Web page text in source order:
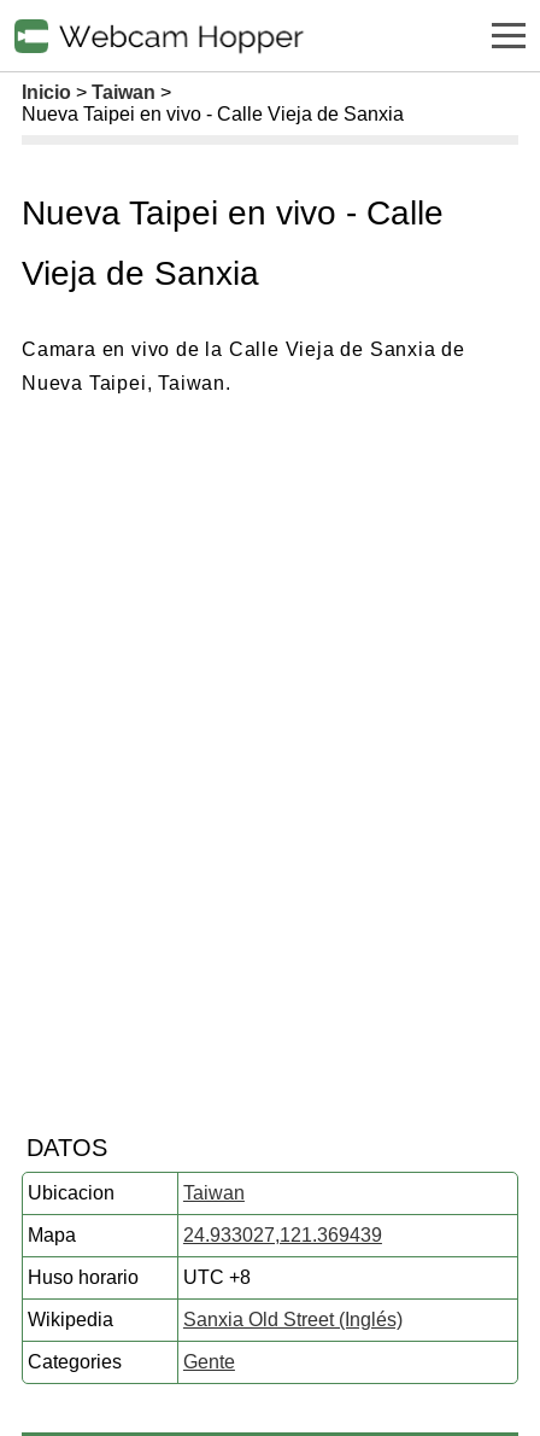
Inicio
Taiwan
Nueva Taipei en vivo - Calle Vieja de Sanxia
Nueva Taipei en vivo - Calle
Vieja de Sanxia
Camara en vivo de la Calle Vieja de Sanxia de
Nueva Taipei, Taiwan.
DATOS
Ubicacion Taiwan
Mapa 24.933027,121.369439
Huso horario UTC +8
Wikipedia Sanxia Old Street (Inglés)
Categories Gente